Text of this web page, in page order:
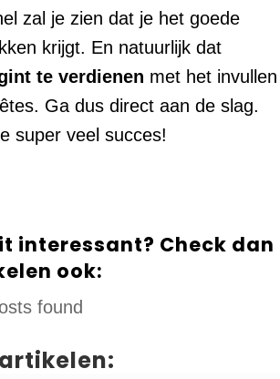
zal je zien dat je het goede
krijgt. En natuurlijk dat
te verdienen met het invullen
Ga dus direct aan de slag.
super veel succes!
interessant? Check dan
ook:
found